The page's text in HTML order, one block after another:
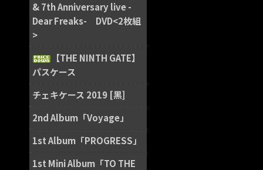
& 7th Anniversary live -
Dear Freaks- DVD<2枚組
>
【THE NINTH GATE】
パスケース
チェキケース 2019 [黒]
2nd Album「Voyage」
1st Album「PROGRESS」
1st Mini Album「TO THE